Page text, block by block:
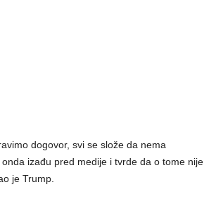
dogovor, svi se slože da nema
izađu pred medije i tvrde da o tome nije
je Trump.